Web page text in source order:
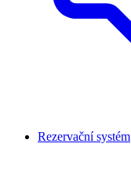
Rezervační systém